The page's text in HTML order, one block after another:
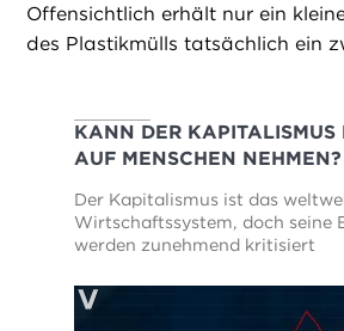
Offensichtlich erhält nur ein
des Plastikmülls tatsächlich ein
KANN DER KAPITALISMUS
AUF MENSCHEN NEHMEN?
Der Kapitalismus ist das
Wirtschaftssystem, doch seine
werden zunehmend kritisiert